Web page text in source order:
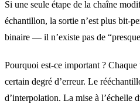
Si une seule étape de la chaîne
échantillon, la sortie n’est plus bit-
binaire — il n’existe pas de
Pourquoi est-ce important ?
certain degré d’erreur. Le
d’interpolation. La mise à l’échelle